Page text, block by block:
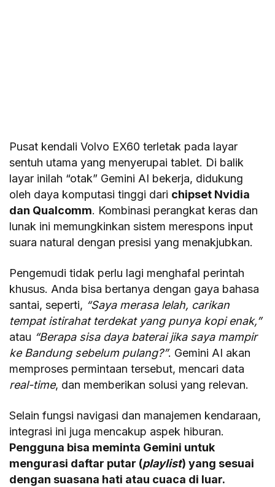
Pusat kendali Volvo EX60 terletak pada layar
sentuh utama yang menyerupai tablet. Di balik
layar inilah “otak” Gemini AI bekerja, didukung
oleh daya komputasi tinggi dari chipset Nvidia
dan Qualcomm. Kombinasi perangkat keras dan
lunak ini memungkinkan sistem merespons input
suara natural dengan presisi yang menakjubkan.
Pengemudi tidak perlu lagi menghafal perintah
khusus. Anda bisa bertanya dengan gaya bahasa
santai, seperti, “Saya merasa lelah, carikan
tempat istirahat terdekat yang punya kopi enak,”
atau “Berapa sisa daya baterai jika saya mampir
ke Bandung sebelum pulang?”. Gemini AI akan
memproses permintaan tersebut, mencari data
real-time, dan memberikan solusi yang relevan.
Selain fungsi navigasi dan manajemen kendaraan,
integrasi ini juga mencakup aspek hiburan.
Pengguna bisa meminta Gemini untuk
mengurasi daftar putar (playlist) yang sesuai
dengan suasana hati atau cuaca di luar.